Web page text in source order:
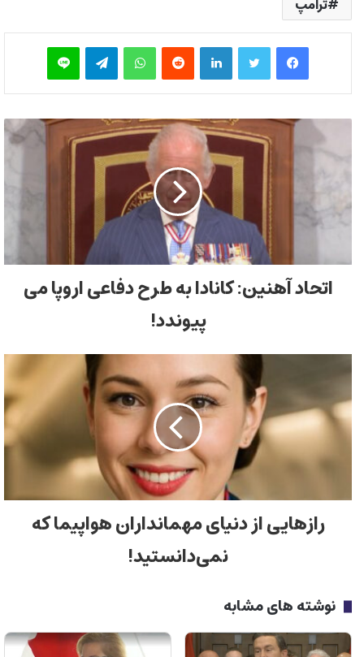
فیس بوک توییتر لینکدین‫رددیت واتس آپ تلگرام لاین
اتحاد آهنین: کانادا به طرح دفاعی اروپا می
پیوندد!
رازهایی از دنیای مهمانداران هواپیما که
نمی‌دانستید!
نوشته های مشابه